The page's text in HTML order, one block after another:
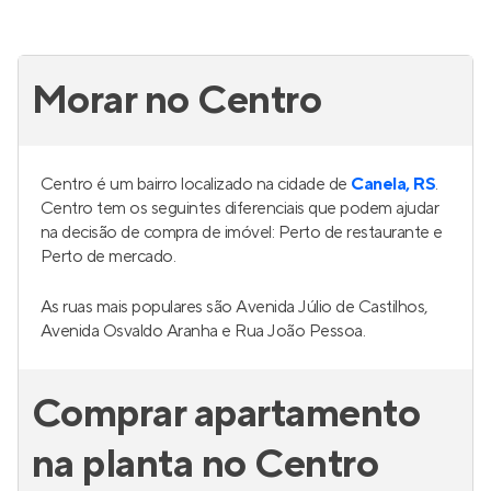
Morar no Centro
Centro é um bairro localizado na cidade de Canela, RS.
Centro tem os seguintes diferenciais que podem ajudar
na decisão de compra de imóvel: Perto de restaurante e
Perto de mercado.
As ruas mais populares são Avenida Júlio de Castilhos,
Avenida Osvaldo Aranha e Rua João Pessoa.
Comprar apartamento
na planta no Centro